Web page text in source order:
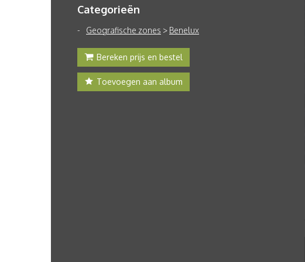
Categorieën
Geografische zones > Benelux
Bereken prijs en bestel
Toevoegen aan album